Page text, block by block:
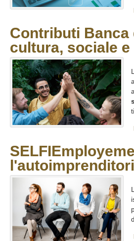
Contributi Banca
cultura, sociale